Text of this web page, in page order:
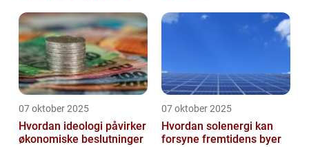
07 oktober 2025
Hvordan ideologi påvirker
økonomiske beslutninger
07 oktober 2025
Hvordan solenergi kan
forsyne fremtidens byer